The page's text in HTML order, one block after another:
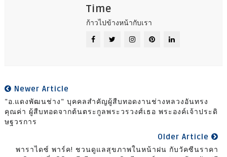
Time
ก้าวไปข้างหน้ากับเรา
Newer Article
"อ.แดงพัฒนช่าง" บุคคลสำคัญผู้สืบทอดงานช่างหลวงอันทรง
คุณค่า ผู้สืบทอดจากต้นตระกูลพระวรวงศ์เธอ พระองค์เจ้าประดิ
ษฐวรการ
Older Article
พาราไดซ์ พาร์ค! ชวนดูแลสุขภาพในหน้าฝน กับวัคซีนราคา